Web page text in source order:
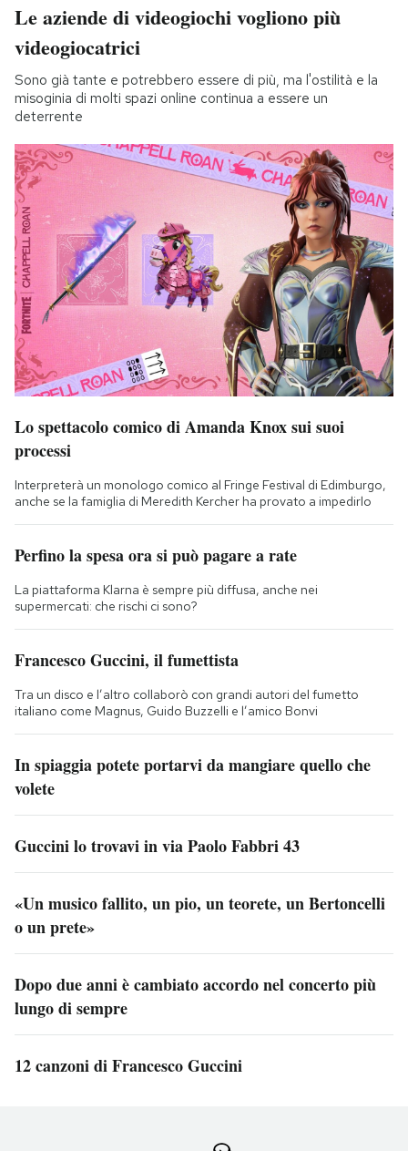
Le aziende di videogiochi vogliono più
videogiocatrici
Sono già tante e potrebbero essere di più, ma l'ostilità e la
misoginia di molti spazi online continua a essere un
deterrente
Lo spettacolo comico di Amanda Knox sui suoi
processi
Interpreterà un monologo comico al Fringe Festival di Edimburgo,
anche se la famiglia di Meredith Kercher ha provato a impedirlo
Perfino la spesa ora si può pagare a rate
La piattaforma Klarna è sempre più diffusa, anche nei
supermercati: che rischi ci sono?
Francesco Guccini, il fumettista
Tra un disco e l’altro collaborò con grandi autori del fumetto
italiano come Magnus, Guido Buzzelli e l’amico Bonvi
In spiaggia potete portarvi da mangiare quello che
volete
Guccini lo trovavi in via Paolo Fabbri 43
«Un musico fallito, un pio, un teorete, un Bertoncelli
o un prete»
Dopo due anni è cambiato accordo nel concerto più
lungo di sempre
12 canzoni di Francesco Guccini